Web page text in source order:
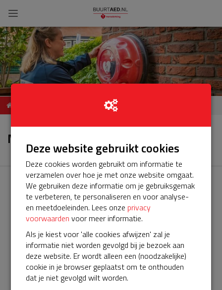
Nieuws
AED360-ProCardio
ServiceBuurtAED wordt aangeboden door de Hartstichting en
AED360-ProCardio. Net als bij BuurtAED is AED360-ProCardio
de leverancier van het servicepakket en ontzorgen zij jou de
Deze website gebruikt cookies
Deze cookies worden gebruikt om informatie te
verzamelen over hoe je met onze website omgaat.
We gebruiken deze informatie om je gebruiksgemak
te verbeteren, te personaliseren en voor analyse-
en meetdoeleinden. Lees onze privacy
voorwaarden voor meer informatie.
Als je kiest voor 'alle cookies afwijzen' zal je
informatie niet worden gevolgd bij je bezoek aan
deze website. Er wordt alleen een (noodzakelijke)
cookie in je browser geplaatst om te onthouden
dat je niet gevolgd wilt worden.